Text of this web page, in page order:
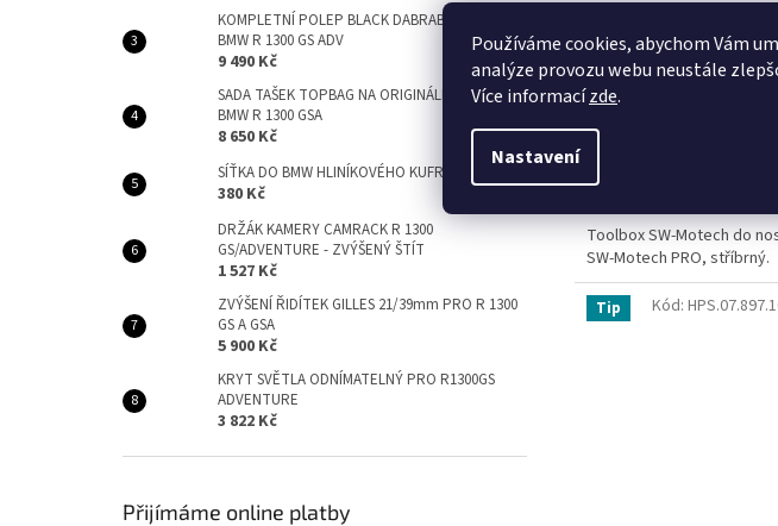
Používáme cookies, abychom Vám
analýze provozu webu neustále
Více informacízde.
Nastavení
KOMPLETNÍ POLEP BLACK DABRABBIT PRO
BMW R 1300 GS ADV
9 490 Kč
SADA TAŠEK TOPBAG NA ORIGINÁLNÍ KUFRY
BMW R 1300 GSA
8 650 Kč
SÍŤKA DO BMW HLINÍKOVÉHO KUFRU R 1300 GSA
380 Kč
DRŽÁK KAMERY CAMRACK R 1300
GS/ADVENTURE - ZVÝŠENÝ ŠTÍT
1 527 Kč
ZVÝŠENÍ ŘIDÍTEK GILLES 21/39mm PRO R 1300
GS A GSA
5 900 Kč
KRYT SVĚTLA ODNÍMATELNÝ PRO R1300GS
ADVENTURE
3 822 Kč
Přijímáme online platby
NOSIČŮ SW-MOTECH
STŘÍBRNÝ
Skladem u nás do 3
3 058 Kč bez DPH
Měrná
cena:
3 700 Kč / 1 ks
Toolbox SW-Motech do
SW-Motech PRO, stříbrný.
Tip Kód: